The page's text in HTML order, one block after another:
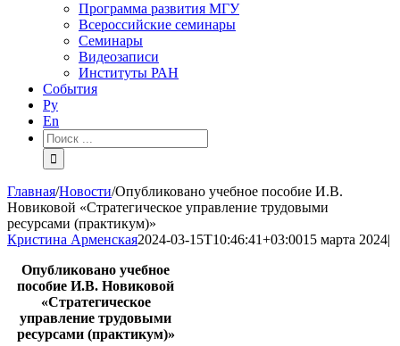
Программа развития МГУ
Всероссийские семинары
Семинары
Видеозаписи
Институты РАН
События
Ру
En
Результат
поиска:
Главная/Новости/Опубликовано учебное пособие И.В.
Новиковой «Стратегическое управление трудовыми
ресурсами (практикум)»
Кристина Арменская2024-03-15T10:46:41+03:0015 марта 2024|
Опубликовано учебное
пособие И.В. Новиковой
«Стратегическое
управление трудовыми
ресурсами (практикум)»